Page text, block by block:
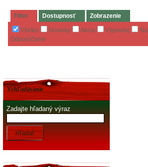
Filter Dostupnosť Zobrazenie
Všetko Novinky Akcia Výpredaj
Odporúčame
Vyhľadávanie
Zadajte hľadaný výraz
Hľadať